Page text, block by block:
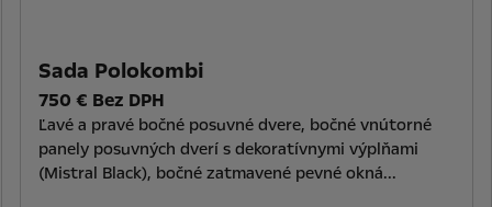
Sada Polokombi
750 € Bez DPH
Ľavé a pravé bočné posuvné dvere, bočné vnútorné
panely posuvných dverí s dekoratívnymi výplňami
(Mistral Black), bočné zatmavené pevné okná...